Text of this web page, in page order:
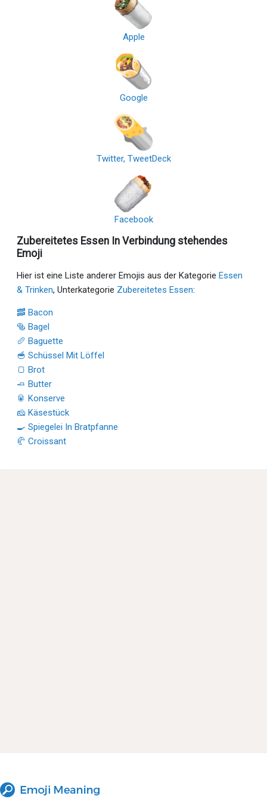
Apple
Google
Twitter, TweetDeck
Facebook
Zubereitetes Essen In Verbindung stehendes
Emoji
Hier ist eine Liste anderer Emojis aus der Kategorie Essen
& Trinken, Unterkategorie Zubereitetes Essen:
🥓 Bacon
🥯 Bagel
🥖 Baguette
🥣 Schüssel Mit Löffel
🍞 Brot
🧈 Butter
🥫 Konserve
🧀 Käsestück
🍳 Spiegelei In Bratpfanne
🥐 Croissant